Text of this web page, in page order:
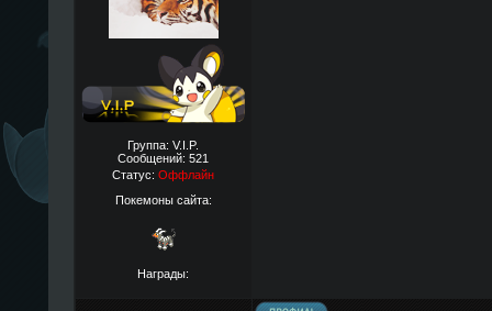
Группа: V.I.P.
Сообщений: 521
Статус: Оффлайн
Покемоны сайта:
Награды: